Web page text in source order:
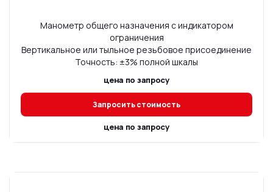
Манометр общего назначения с индикатором
ограничения
Вертикальное или тыльное резьбовое присоединение
Точность: ±3% полной шкалы
цена по запросу
Запросить стоимость
цена по запросу